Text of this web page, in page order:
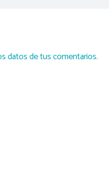
datos de tus comentarios.